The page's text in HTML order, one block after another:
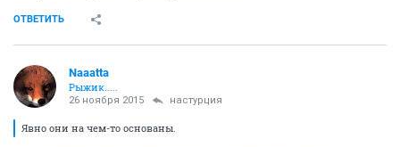
ОТВЕТИТЬ
Naaatta
Рыжик.....
26 ноября 2015 настурция
Явно они на чем-то основаны.